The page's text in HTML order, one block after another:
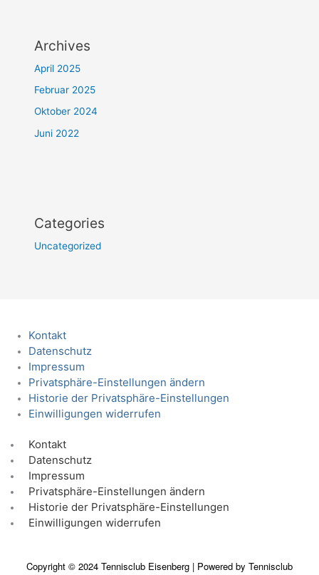
Archives
April 2025
Februar 2025
Oktober 2024
Juni 2022
Categories
Uncategorized
Kontakt
Datenschutz
Impressum
Privatsphäre-Einstellungen ändern
Historie der Privatsphäre-Einstellungen
Einwilligungen widerrufen
Kontakt
Datenschutz
Impressum
Privatsphäre-Einstellungen ändern
Historie der Privatsphäre-Einstellungen
Einwilligungen widerrufen
Copyright © 2024 Tennisclub Eisenberg | Powered by Tennisclub